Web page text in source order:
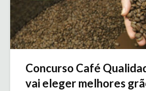
Concurso Café
vai eleger melhores